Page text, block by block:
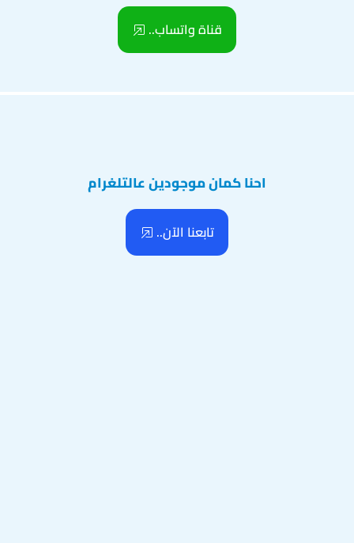
قناة واتساب..
احنا كمان موجودين عالتلغرام
تابعنا الآن..